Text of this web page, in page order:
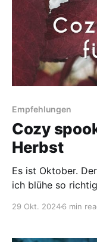
Empfehlungen
Cozy
Herbst
Es ist Oktober.
ich blühe so
29 Okt. 20246 min